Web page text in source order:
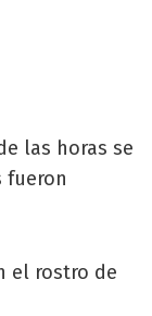
las horas se
fueron
el rostro de